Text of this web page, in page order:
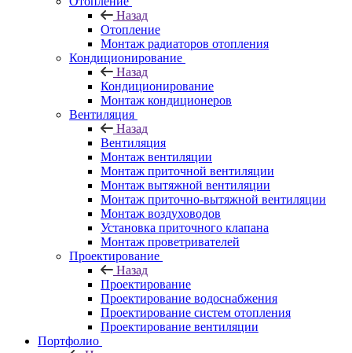
Назад
Отопление
Монтаж радиаторов отопления
Кондиционирование
Назад
Кондиционирование
Монтаж кондиционеров
Вентиляция
Назад
Вентиляция
Монтаж вентиляции
Монтаж приточной вентиляции
Монтаж вытяжной вентиляции
Монтаж приточно-вытяжной вентиляции
Монтаж воздуховодов
Установка приточного клапана
Монтаж проветривателей
Проектирование
Назад
Проектирование
Проектирование водоснабжения
Проектирование систем отопления
Проектирование вентиляции
Портфолио